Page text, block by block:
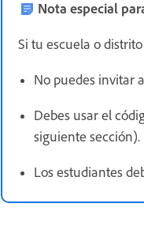
Nota especial
Si tu escuela o
No puedes invitar
Debes usar el
siguiente sección).
Los estudiantes